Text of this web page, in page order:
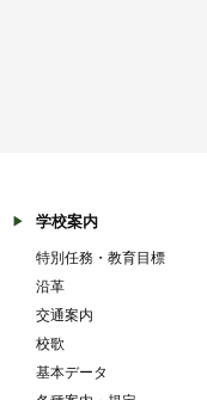
学校案内
特別任務・教育目標
沿革
交通案内
校歌
基本データ